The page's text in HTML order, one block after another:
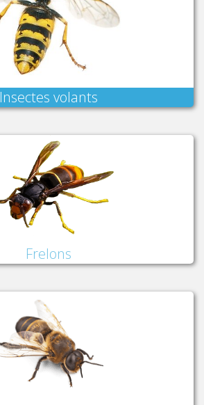
Insectes volants
Frelons